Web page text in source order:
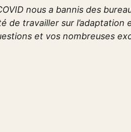
nous a bannis des
de travailler sur
et vos nombreuses